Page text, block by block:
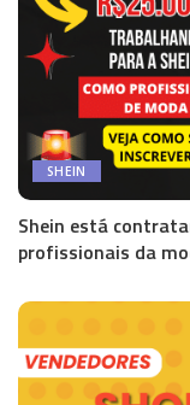
SHEIN
Shein está
profissionais da